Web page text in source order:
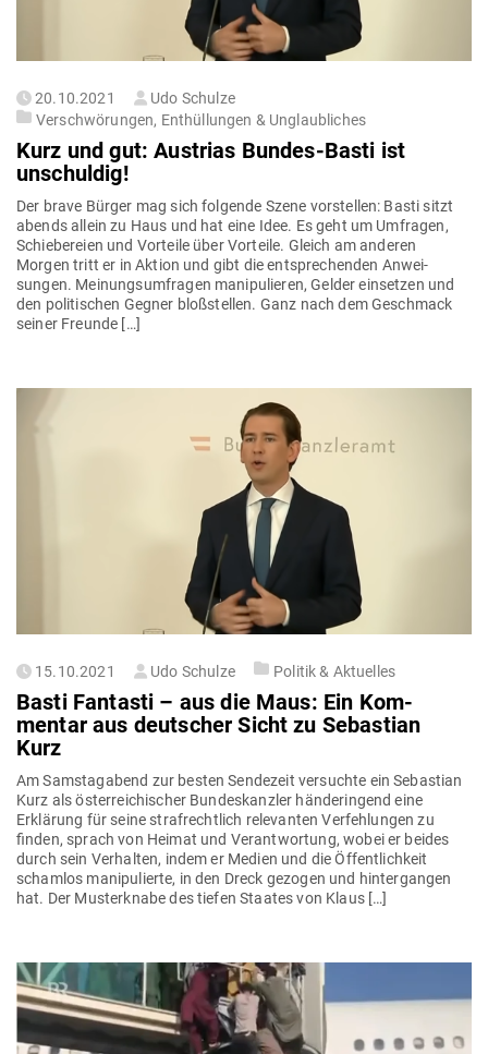
Gepostet
am
20.10.2021
Udo Schulze
Verschwörungen, Enthüllungen & Unglaubliches
Kurz und gut: Aus­trias Bundes-Basti ist
unschuldig!
Der brave Bürger mag sich fol­gende Szene vor­stellen: Basti sitzt
abends allein zu Haus und hat eine Idee. Es geht um Umfragen,
Schie­be­reien und Vor­teile über Vor­teile. Gleich am anderen
Morgen tritt er in Aktion und gibt die ent­spre­chenden Anwei­
sungen. Mei­nungs­um­fragen mani­pu­lieren, Gelder ein­setzen und
den poli­ti­schen Gegner bloß­stellen. Ganz nach dem Geschmack
seiner Freunde […]
Gepostet
15.10.2021 Udo Schulze Politik & Aktuelles
Basti Fan­tasti – aus die Maus: Ein Kom­
mentar aus deut­scher Sicht zu Sebastian
Kurz
Am Sams­tag­abend zur besten Sen­dezeit ver­suchte ein Sebastian
Kurz als öster­rei­chi­scher Bun­des­kanzler hän­de­ringend eine
Erklärung für seine straf­rechtlich rele­vanten Ver­feh­lungen zu
finden, sprach von Heimat und Ver­ant­wortung, wobei er beides
durch sein Ver­halten, indem er Medien und die Öffent­lichkeit
schamlos mani­pu­lierte, in den Dreck gezogen und hin­ter­gangen
hat. Der Mus­ter­knabe des tiefen Staates von Klaus […]